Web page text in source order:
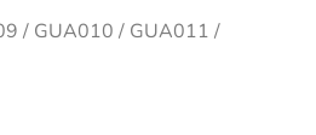
/ GUA010 / GUA011 /